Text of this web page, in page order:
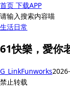
首页 下载APP
请输入搜索内容喵
生活日常
61快樂，愛你
G_LinkFunworks
禁止转载